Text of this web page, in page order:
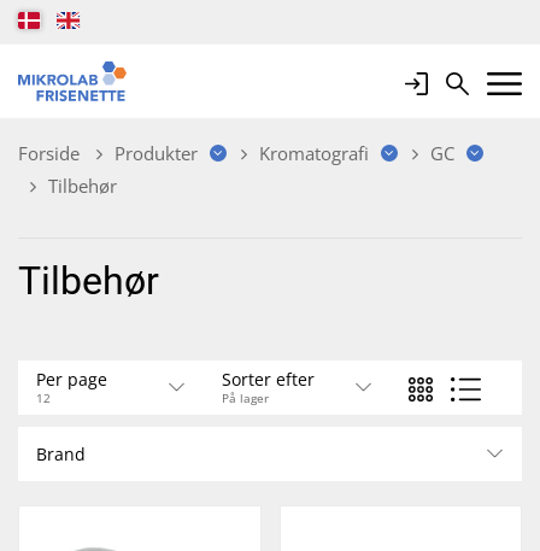
LoginSearchMobile
Forside Produkter Kromatografi
GC
Tilbehør
Tilbehør
Per page
12
Sorter efter
På lager
Brand